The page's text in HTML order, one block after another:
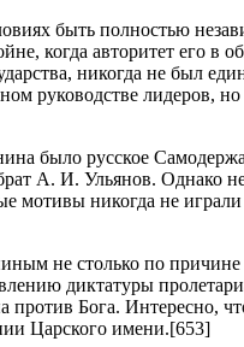
быть полностью
когда авторитет его в
никогда не был
руководстве лидеров,
было русское
А. И. Ульянов. Однако
мотивы никогда не
не столько по
диктатуры
против Бога. Интересно,
Царского имени.[653]